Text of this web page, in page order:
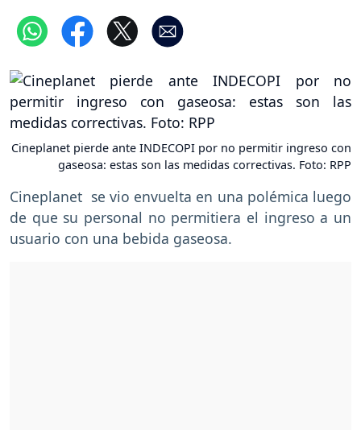
Cineplanet pierde ante INDECOPI por no permitir ingreso con
gaseosa: estas son las medidas correctivas. Foto: RPP
Cineplanet se vio envuelta en una polémica luego
de que su personal no permitiera el ingreso a un
usuario con una bebida gaseosa.